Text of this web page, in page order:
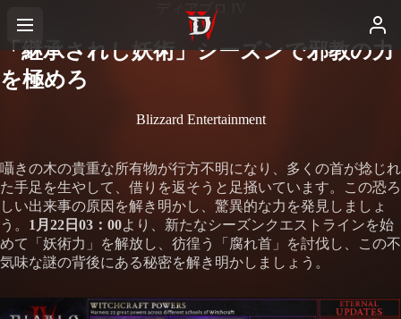
ディアブロ IV
「継承されし妖術」シーズンで邪教の力
を極めろ
Blizzard Entertainment
囁きの木の貴重な所有物が行方不明になり、多くの首が捻じれ
た手足を生やして、借りを返そうと足掻いています。この恐ろ
しい出来事の原因を解き明かし、驚異的な力を発見しましょ
う。 1月22日03：00より、新たなシーズンクエストラインを始
めて「妖術力」を解放し、彷徨う「腐れ首」を討伐し、この不
気味な謎の背後にある秘密を解き明かしましょう。